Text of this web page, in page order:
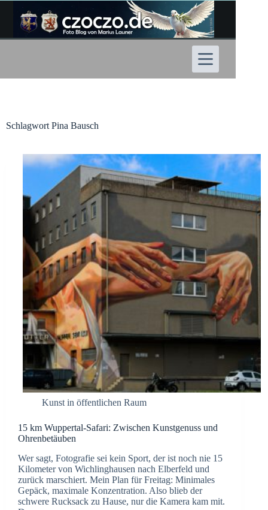
Inhalt
springen
Schlagwort Pina Bausch
Kunst in öffentlichen Raum
15 km Wuppertal-Safari: Zwischen Kunstgenuss und
Ohrenbetäuben
Wer sagt, Fotografie sei kein Sport, der ist noch nie 15
Kilometer von Wichlinghausen nach Elberfeld und
zurück marschiert. Mein Plan für Freitag: Minimales
Gepäck, maximale Konzentration. Also blieb der
schwere Rucksack zu Hause, nur die Kamera kam mit.